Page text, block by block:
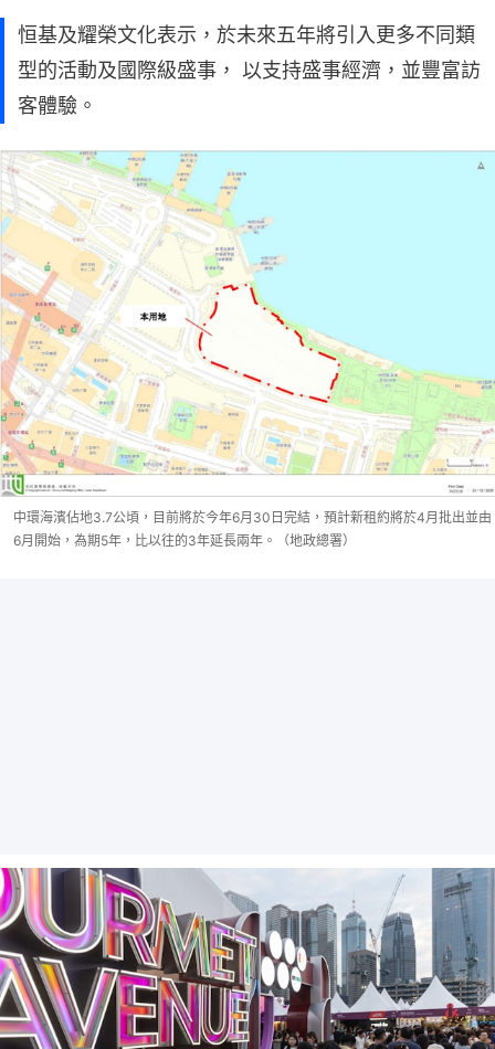
恒基及耀榮文化表示，於未來五年將引入更多不同類
型的活動及國際級盛事， 以支持盛事經濟，並豐富訪
客體驗。
中環海濱佔地3.7公頃，目前將於今年6月30日完結，預計新租約將於4月批出並由
6月開始，為期5年，比以往的3年延長兩年。（地政總署）